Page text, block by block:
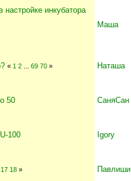
инкубатора
Маша
« 1 2 69 70 » Наташа
50 СаняСан
100 Igory
17 18 »